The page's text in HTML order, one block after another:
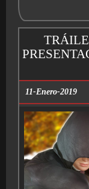
11-Enero-2019